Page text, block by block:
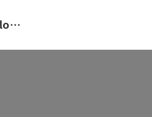
All about Biotechnology, 바이오텍의 모든 것